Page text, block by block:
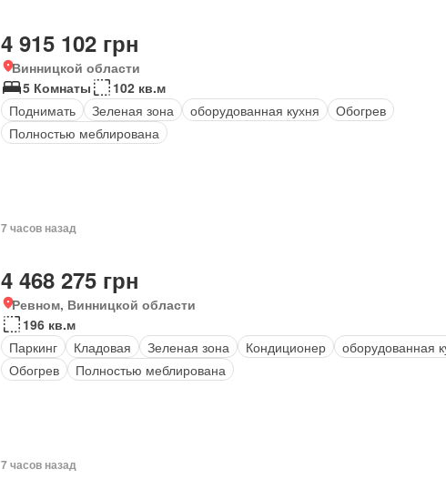
4 915 102 грн
Винницкой области
5 Комнаты
102 кв.м
Поднимать
Зеленая зона оборудованная кухня
Обогрев
Полностью меблирована
7 часов назад
4 468 275 грн
Ревном, Винницкой области
196 кв.м
Паркинг
Кладовая Зеленая зона Кондиционер
оборудованная
Обогрев
Полностью меблирована
7 часов назад